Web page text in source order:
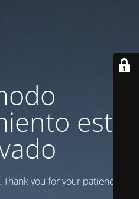
está
you for your patience!